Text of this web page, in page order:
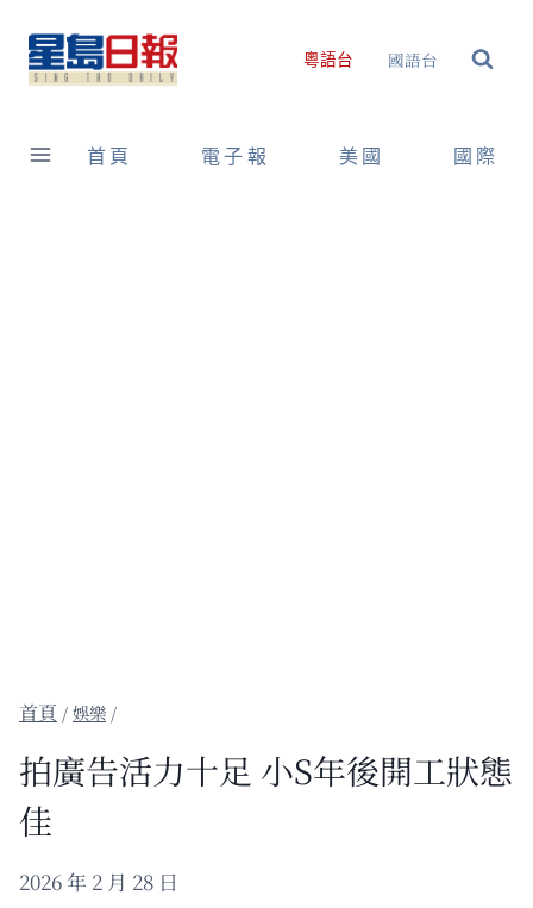
content
粵語台 國語台
首頁 電子報 美國 國際
/娛樂 /
拍廣告活力十足 小S年後開工狀態
佳
2026 年 2 月 28 日